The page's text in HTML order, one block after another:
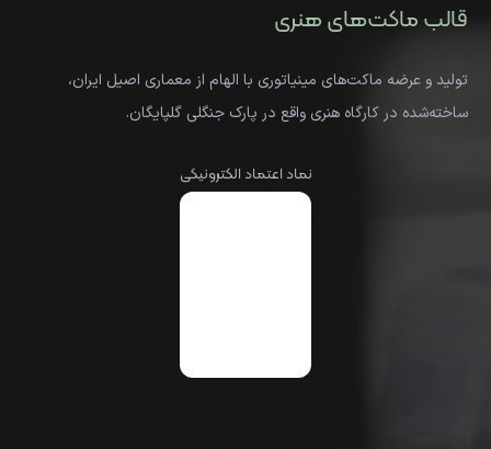
قالب ماکت‌های هنری
تولید و عرضه ماکت‌های مینیاتوری با الهام از معماری اصیل ایران،
ساخته‌شده در کارگاه هنری واقع در پارک جنگلی گلپایگان.
نماد اعتماد الکترونیکی